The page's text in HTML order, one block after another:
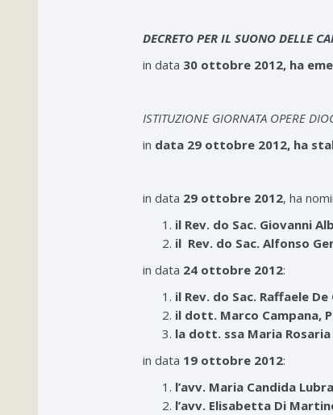
DECRETO PER IL SUONO DELLE
in data 30 ottobre 2012, ha
ISTITUZIONE GIORNATA OPERE
in data 29 ottobre 2012, ha
in data 29 ottobre 2012, ha
il Rev. do Sac. Giovanni
il Rev. do Sac. Alfonso
in data 24 ottobre 2012:
il Rev. do Sac. Raffaele
il dott. Marco Campana,
la dott. ssa Maria
in data 19 ottobre 2012:
l’avv. Maria Candida
l’avv. Elisabetta Di